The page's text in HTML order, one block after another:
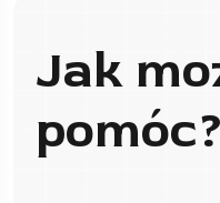
Jak
pomóc?